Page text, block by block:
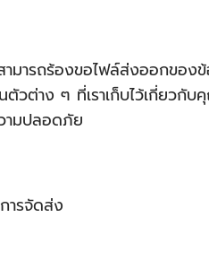
ารถร้องขอไฟล์ส่งออกของ
วต่าง ๆ ที่เราเก็บไว้เกี่ยวกั
ามปลอดภัย
ารจัดส่ง